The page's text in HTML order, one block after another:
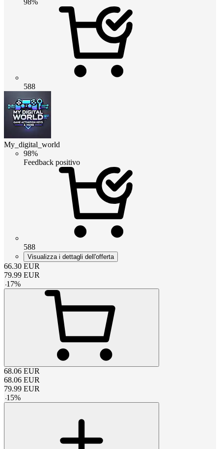
588
My_digital_world
98%
Feedback positivo
588
Visualizza i dettagli dell'offerta
66.30 EUR
79.99 EUR
-17%
68.06 EUR
68.06 EUR
79.99 EUR
-15%